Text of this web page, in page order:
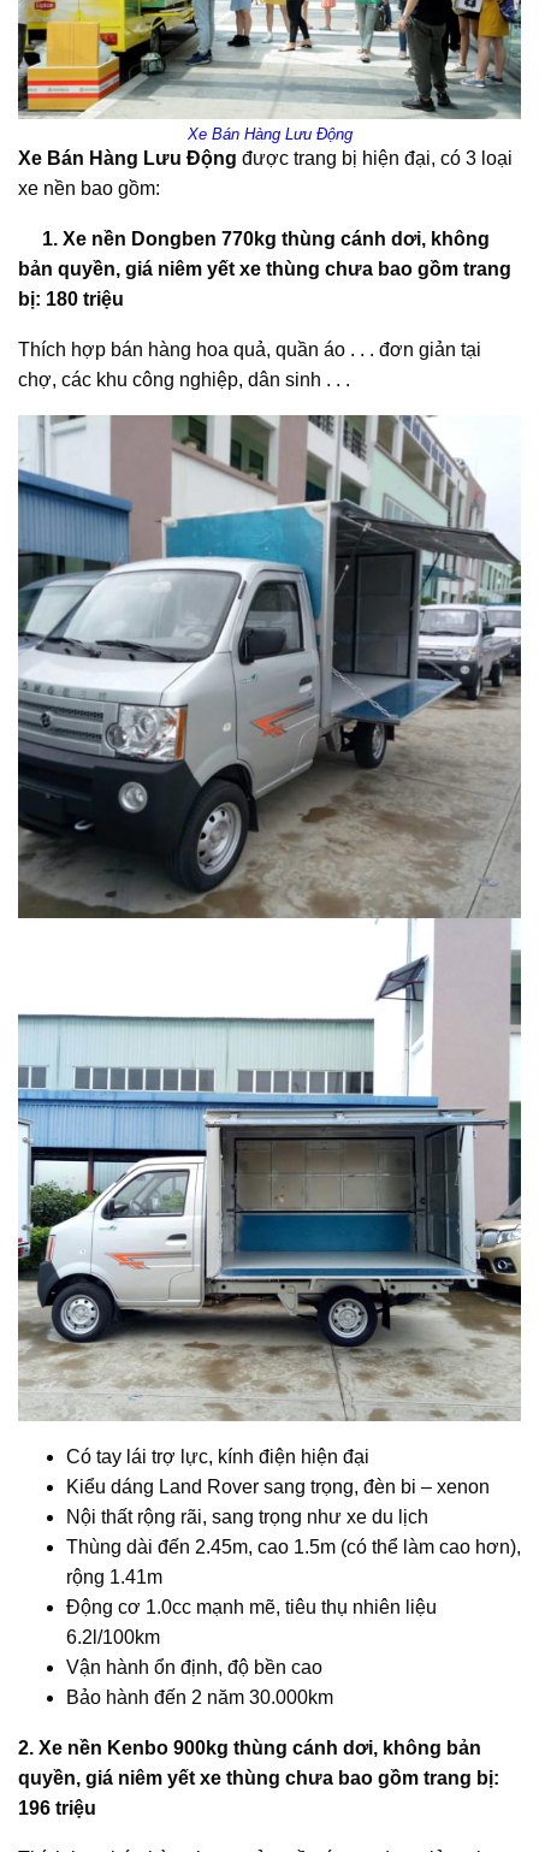
Xe Bán Hàng Lưu Động
Xe Bán Hàng Lưu Động được trang bị hiện đại, có 3 loại
xe nền bao gồm:
1. Xe nền Dongben 770kg thùng cánh dơi, không
bản quyền, giá niêm yết xe thùng chưa bao gồm trang
bị: 180 triệu
Thích hợp bán hàng hoa quả, quần áo . . . đơn giản tại
chợ, các khu công nghiệp, dân sinh . . .
Có tay lái trợ lực, kính điện hiện đại
Kiểu dáng Land Rover sang trọng, đèn bi – xenon
Nội thất rộng rãi, sang trọng như xe du lịch
Thùng dài đến 2.45m, cao 1.5m (có thể làm cao hơn),
rộng 1.41m
Động cơ 1.0cc mạnh mẽ, tiêu thụ nhiên liệu
6.2l/100km
Vận hành ổn định, độ bền cao
Bảo hành đến 2 năm 30.000km
2. Xe nền Kenbo 900kg thùng cánh dơi, không bản
quyền, giá niêm yết xe thùng chưa bao gồm trang bị:
196 triệu